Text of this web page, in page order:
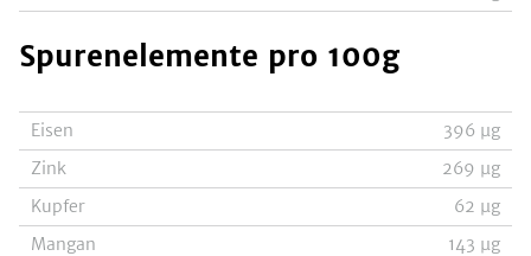
Spurenelemente pro 100g
Eisen 396 µg
Zink
269 µg
Kupfer
62 µg
Mangan
143 µg